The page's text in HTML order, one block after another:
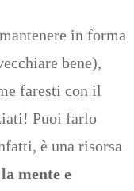
in forma
bene),
faresti con il
Puoi farlo
è una risorsa
mente e